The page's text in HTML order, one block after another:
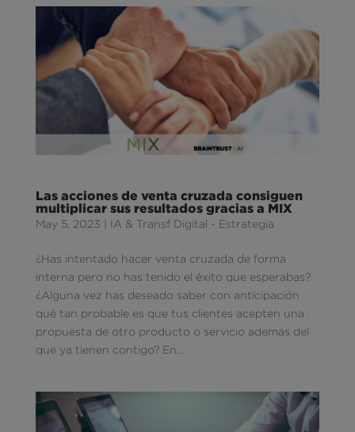
Las acciones de venta cruzada consiguen
multiplicar sus resultados gracias a MIX
May 5, 2023 IA & Transf Digital - Estrategia
¿Has intentado hacer venta cruzada de forma
interna pero no has tenido el éxito que esperabas?
¿Alguna vez has deseado saber con anticipación
qué tan probable es que tus clientes acepten una
propuesta de otro producto o servicio además del
que ya tienen contigo? En...